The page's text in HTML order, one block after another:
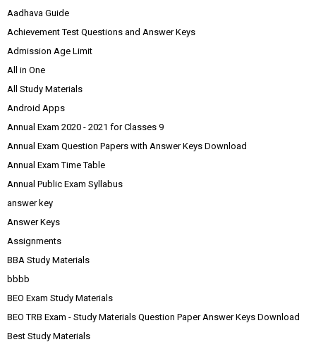
Aadhava Guide
Achievement Test Questions and Answer Keys
Admission Age Limit
All in One
All Study Materials
Android Apps
Annual Exam 2020 - 2021 for Classes 9
Annual Exam Question Papers with Answer Keys Download
Annual Exam Time Table
Annual Public Exam Syllabus
answer key
Answer Keys
Assignments
BBA Study Materials
bbbb
BEO Exam Study Materials
BEO TRB Exam - Study Materials Question Paper Answer Keys Download
Best Study Materials